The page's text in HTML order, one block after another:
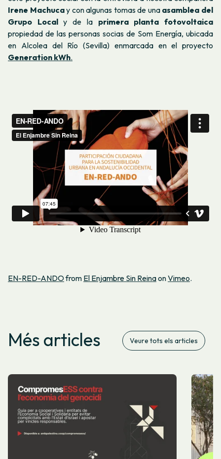
Irene Machucay con algunas tomas de una asamblea del
Grupo Localy de la primera planta fotovoltaica
propiedad de las personas socias de Som Energía, ubicada
en Alcolea del Río (Sevilla) enmarcada en el proyecto
Generation kWh.
EN-RED-ANDOfrom El Enjambre Sin ReinaonVimeo.
Més articles Veure tots els articles